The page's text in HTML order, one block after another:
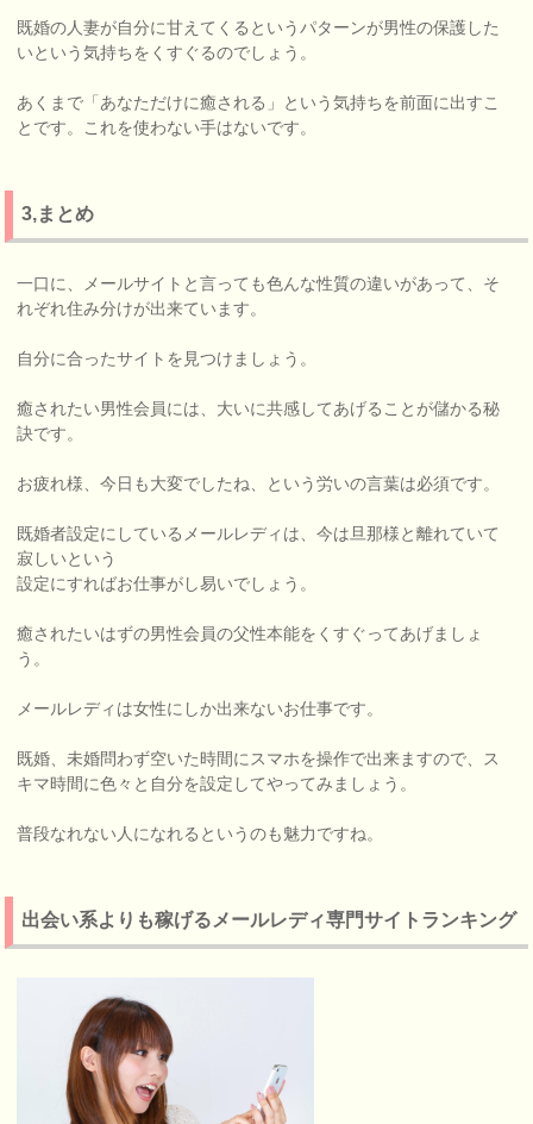
既婚の人妻が自分に甘えてくるというパターンが男性の保護した
いという気持ちをくすぐるのでしょう。
あくまで「あなただけに癒される」という気持ちを前面に出すこ
とです。これを使わない手はないです。
3,まとめ
一口に、メールサイトと言っても色んな性質の違いがあって、そ
れぞれ住み分けが出来ています。
自分に合ったサイトを見つけましょう。
癒されたい男性会員には、大いに共感してあげることが儲かる秘
訣です。
お疲れ様、今日も大変でしたね、という労いの言葉は必須です。
既婚者設定にしているメールレディは、今は旦那様と離れていて
寂しいという
設定にすればお仕事がし易いでしょう。
癒されたいはずの男性会員の父性本能をくすぐってあげましょ
う。
メールレディは女性にしか出来ないお仕事です。
既婚、未婚問わず空いた時間にスマホを操作で出来ますので、ス
キマ時間に色々と自分を設定してやってみましょう。
普段なれない人になれるというのも魅力ですね。
出会い系よりも稼げるメールレディ専門サイトランキング